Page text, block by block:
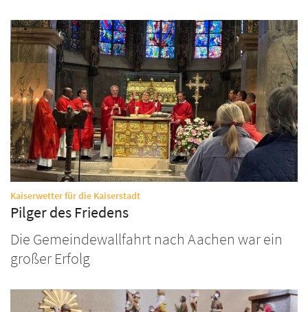
Kaiserwetter für die Kaiserstadt:
Pilger des Friedens
Die Gemeindewallfahrt nach Aachen war ein
großer Erfolg